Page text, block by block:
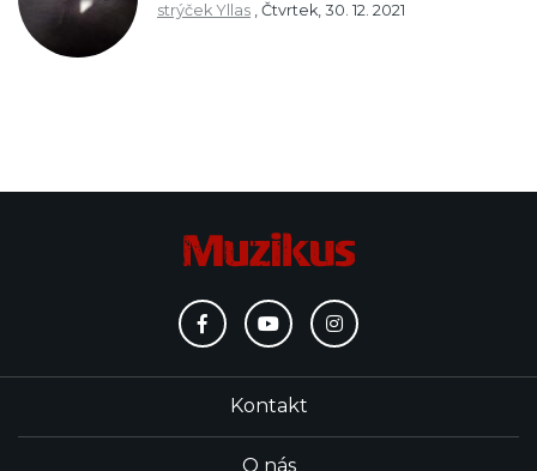
strýček Yllas , Čtvrtek, 30. 12. 2021
Kontakt
O nás